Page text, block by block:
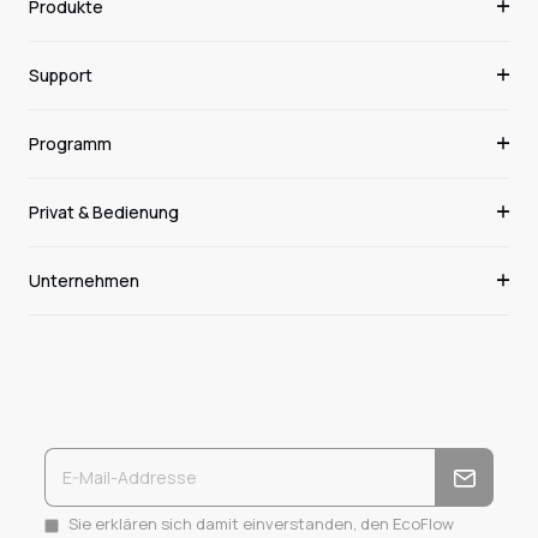
Produkte
Support
Programm
Privat & Bedienung
Unternehmen
Sie erklären sich damit einverstanden, den EcoFlow